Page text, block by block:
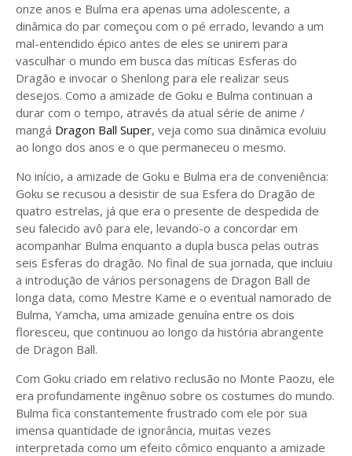
onze anos e Bulma era apenas uma adolescente, a
dinâmica do par começou com o pé errado, levando a um
mal-entendido épico antes de eles se unirem para
vasculhar o mundo em busca das míticas Esferas do
Dragão e invocar o Shenlong para ele realizar seus
desejos. Como a amizade de Goku e Bulma continuan a
durar com o tempo, através da atual série de anime /
mangá Dragon Ball Super, veja como sua dinâmica evoluiu
ao longo dos anos e o que permaneceu o mesmo.
No início, a amizade de Goku e Bulma era de conveniência:
Goku se recusou a desistir de sua Esfera do Dragão de
quatro estrelas, já que era o presente de despedida de
seu falecido avô para ele, levando-o a concordar em
acompanhar Bulma enquanto a dupla busca pelas outras
seis Esferas do dragão. No final de sua jornada, que incluiu
a introdução de vários personagens de Dragon Ball de
longa data, como Mestre Kame e o eventual namorado de
Bulma, Yamcha, uma amizade genuína entre os dois
floresceu, que continuou ao longo da história abrangente
de Dragon Ball.
Com Goku criado em relativo reclusão no Monte Paozu, ele
era profundamente ingênuo sobre os costumes do mundo.
Bulma fica constantemente frustrado com ele por sua
imensa quantidade de ignorância, muitas vezes
interpretada como um efeito cômico enquanto a amizade